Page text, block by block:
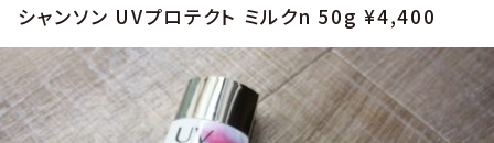
シャンソン UVプロテクト ミルクn 50g ¥4,400